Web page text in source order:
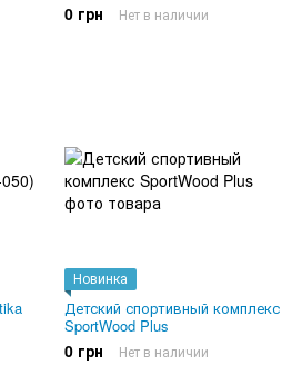
0 грн Нет в наличии
Новинка
Детский спортивный комплекс
SportWood Plus
0 грн Нет в наличии